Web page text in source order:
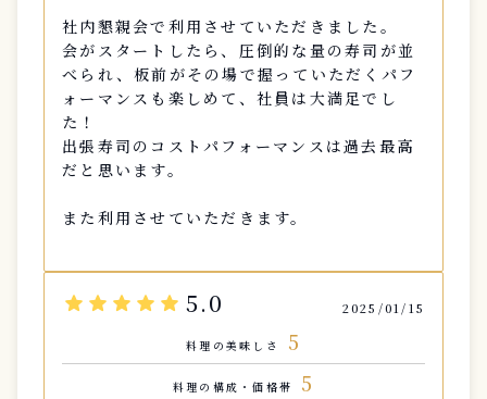
社内懇親会で利用させていただきました。
会がスタートしたら、圧倒的な量の寿司が並
べられ、板前がその場で握っていただくパフ
ォーマンスも楽しめて、社員は大満足でし
た！
出張寿司のコストパフォーマンスは過去最高
だと思います。
また利用させていただきます。
star star star star star 5.0 2025/01/15
料理の美味しさ 5
料理の構成・価格帯 5